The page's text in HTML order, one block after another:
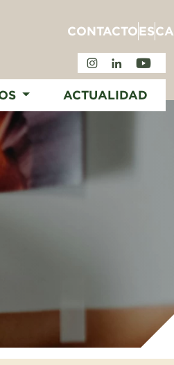
CONTACTO ESCA
ACTUALIDAD